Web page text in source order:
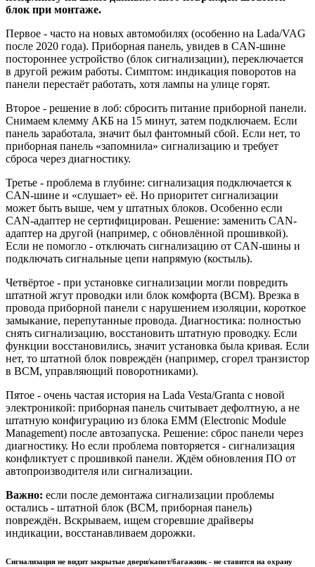
блок при монтаже.
Первое - часто на новых автомобилях (особенно на Lada/VAG
после 2020 года). Приборная панель, увидев в CAN-шине
постороннее устройство (блок сигнализации), переключается
в другой режим работы. Симптом: индикация поворотов на
панели перестаёт работать, хотя лампы на улице горят.
Второе - решение в лоб: сбросить питание приборной панели.
Снимаем клемму АКБ на 15 минут, затем подключаем. Если
панель заработала, значит был фантомный сбой. Если нет, то
приборная панель «запомнила» сигнализацию и требует
сброса через диагностику.
Третье - проблема в глубине: сигнализация подключается к
CAN-шине и «слушает» её. Но приоритет сигнализации
может быть выше, чем у штатных блоков. Особенно если
CAN-адаптер не сертифицирован. Решение: заменить CAN-
адаптер на другой (например, с обновлённой прошивкой).
Если не помогло - отключать сигнализацию от CAN-шины и
подключать сигнальные цепи напрямую (костыль).
Четвёртое - при установке сигнализации могли повредить
штатной жгут проводки или блок комфорта (BCM). Врезка в
провода приборной панели с нарушением изоляции, короткое
замыкание, перепутанные провода. Диагностика: полностью
снять сигнализацию, восстановить штатную проводку. Если
функции восстановились, значит установка была кривая. Если
нет, то штатной блок повреждён (например, сгорел транзистор
в BCM, управляющий поворотниками).
Пятое - очень частая история на Lada Vesta/Granta с новой
электроникой: приборная панель считывает дефолтную, а не
штатную конфигурацию из блока EMM (Electronic Module
Management) после автозапуска. Решение: сброс панели через
диагностику. Но если проблема повторяется - сигнализация
конфликтует с прошивкой панели. Ждём обновления ПО от
автопроизводителя или сигнализации.
Важно: если после демонтажа сигнализации проблемы
остались - штатной блок (BCM, приборная панель)
повреждён. Вскрываем, ищем сгоревшие драйверы
индикации, восстанавливаем дорожки.
Сигнализация не видит закрытые двери/капот/багажник - не ставится на охрану